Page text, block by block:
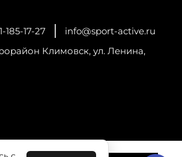
185-17-27
info@sport-active.ru
Климовск, ул. Ленина,